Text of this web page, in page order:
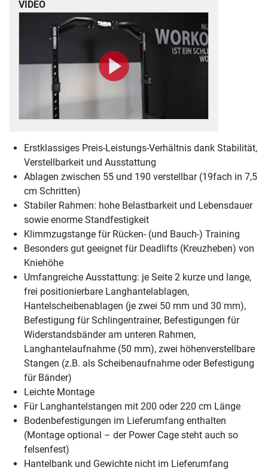
VIDEO
Erstklassiges Preis-Leistungs-Verhältnis dank Stabilität,
Verstellbarkeit und Ausstattung
Ablagen zwischen 55 und 190 verstellbar (19fach in 7,5
cm Schritten)
Stabiler Rahmen: hohe Belastbarkeit und Lebensdauer
sowie enorme Standfestigkeit
Klimmzugstange für Rücken- (und Bauch-) Training
Besonders gut geeignet für Deadlifts (Kreuzheben) von
Kniehöhe
Umfangreiche Ausstattung: je Seite 2 kurze und lange,
frei positionierbare Langhantelablagen,
Hantelscheibenablagen (je zwei 50 mm und 30 mm),
Befestigung für Schlingentrainer, Befestigungen für
Widerstandsbänder am unteren Rahmen,
Langhantelaufnahme (50 mm), zwei höhenverstellbare
Stangen (z.B. als Scheibenaufnahme oder Befestigung
für Bänder)
Leichte Montage
Für Langhantelstangen mit 200 oder 220 cm Länge
Bodenbefestigungen im Lieferumfang enthalten
(Montage optional – der Power Cage steht auch so
felsenfest)
Hantelbank und Gewichte nicht im Lieferumfang